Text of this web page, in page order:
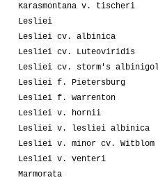
Karasmontana v. tischeri
Lesliei
Lesliei cv. albinica
Lesliei cv. Luteoviridis
Lesliei cv. storm's
Lesliei f. Pietersburg
Lesliei f. warrenton
Lesliei v. hornii
Lesliei v. lesliei albinica
Lesliei v. minor cv. Witblom
Lesliei v. venteri
Marmorata